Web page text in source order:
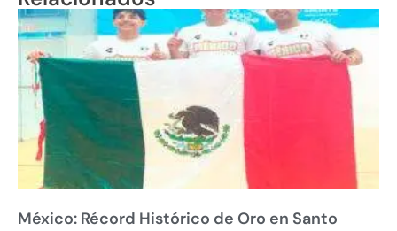
México: Récord Histórico de Oro en Santo